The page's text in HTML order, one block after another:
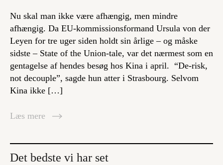
Nu skal man ikke være afhængig, men mindre
afhængig. Da EU-kommissionsformand Ursula von der
Leyen for tre uger siden holdt sin årlige – og måske
sidste – State of the Union-tale, var det nærmest som en
gentagelse af hendes besøg hos Kina i april. “De-risk,
not decouple”, sagde hun atter i Strasbourg. Selvom
Kina ikke […]
Læs mere
Det bedste vi har set